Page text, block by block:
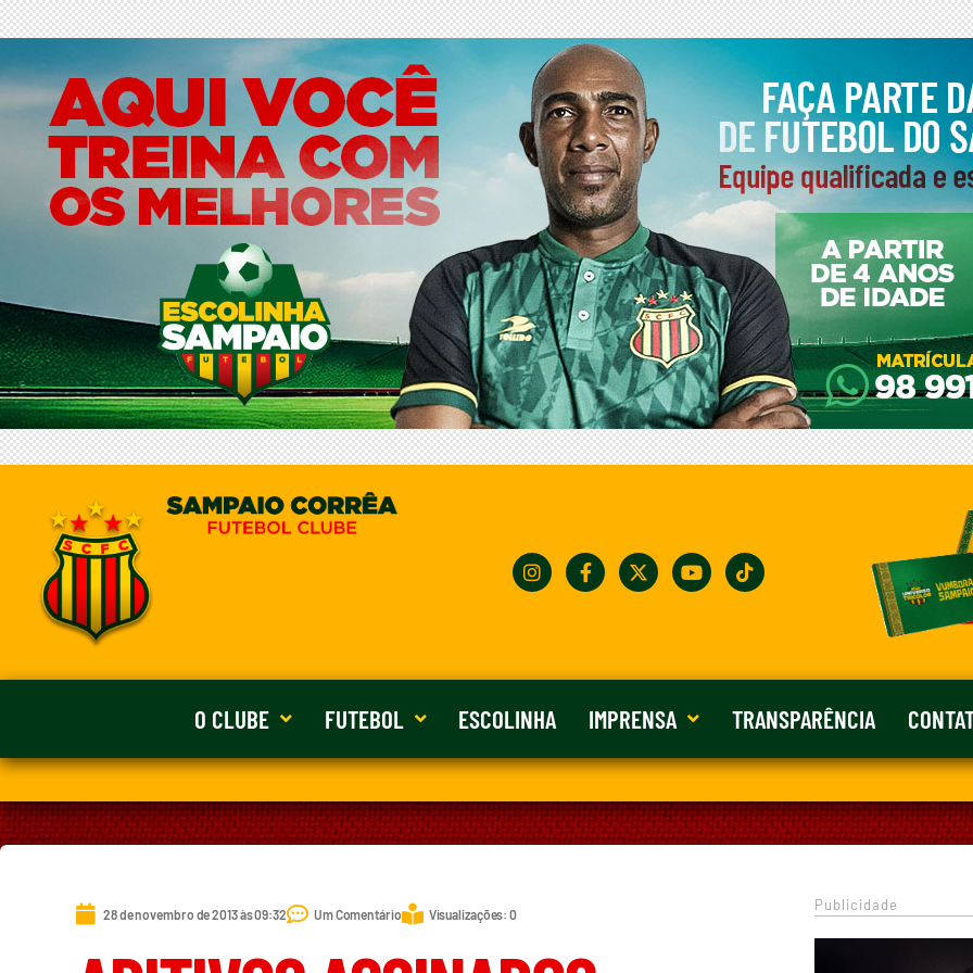
O CLUBE FUTEBOL ESCOLINHA IMPRENSA TRANSPARÊNCIA
28 de novembro de 2013 às 09:32 Um Comentário Visualizações: 0
Publicidade